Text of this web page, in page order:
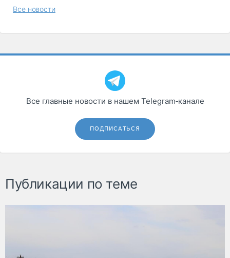
Все новости
Все главные новости в нашем Telegram‑канале
ПОДПИСАТЬСЯ
Публикации по теме